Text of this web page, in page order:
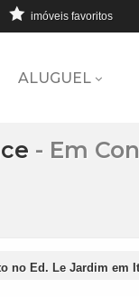
imóveis favoritos
ALUGUEL
- Em
no Ed. Le Jardim em